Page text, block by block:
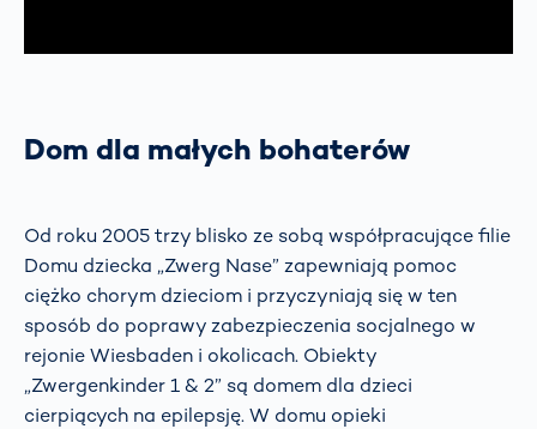
Dom dla małych bohaterów
Od roku 2005 trzy blisko ze sobą współpracujące filie
Domu dziecka „Zwerg Nase” zapewniają pomoc
ciężko chorym dzieciom i przyczyniają się w ten
sposób do poprawy zabezpieczenia socjalnego w
rejonie Wiesbaden i okolicach. Obiekty
„Zwergenkinder 1 & 2” są domem dla dzieci
cierpiących na epilepsję. W domu opieki